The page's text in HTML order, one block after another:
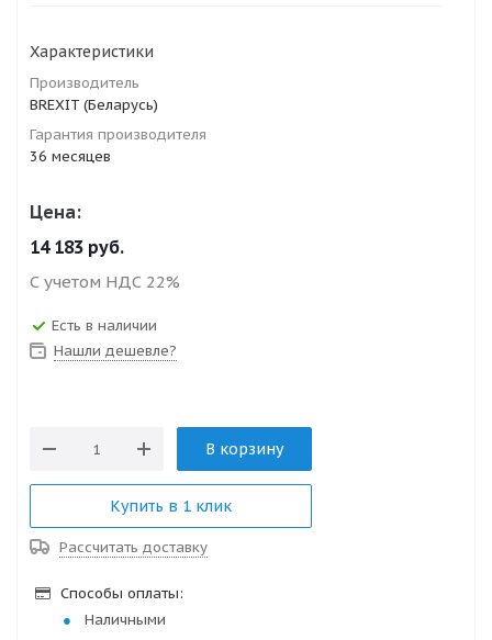
Характеристики
Производитель
BREXIT (Беларусь)
Гарантия производителя
36 месяцев
Цена:
14 183 руб.
С учетом НДС 22%
Есть в наличии
Нашли дешевле?
В корзину
Купить в 1 клик
Рассчитать доставку
Способы оплаты:
Наличными